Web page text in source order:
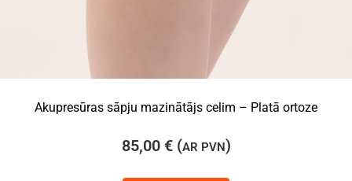
Akupresūras sāpju mazinātājs celim – Platā ortoze
85,00 €(AR PVN)